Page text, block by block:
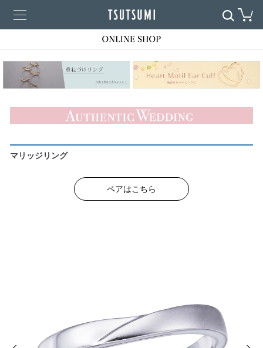
マリッジリング
ペアはこちら